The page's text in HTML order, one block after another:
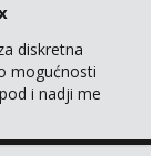
diskretna
mogućnosti
i nadji me